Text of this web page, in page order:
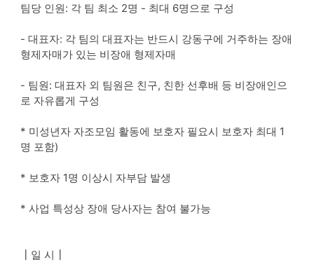
팀당 인원: 각 팀 최소 2명 - 최대 6명으로 구성
- 대표자: 각 팀의 대표자는 반드시 강동구에 거주하는 장애
형제자매가 있는 비장애 형제자매
- 팀원: 대표자 외 팀원은 친구, 친한 선후배 등 비장애인으
로 자유롭게 구성
* 미성년자 자조모임 활동에 보호자 필요시 보호자 최대 1
명 포함)
* 보호자 1명 이상시 자부담 발생
* 사업 특성상 장애 당사자는 참여 불가능
┃일 시┃